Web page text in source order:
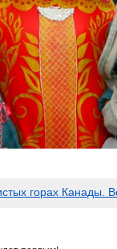
горах Канады.